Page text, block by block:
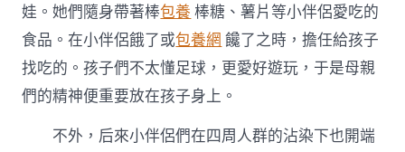
娃。她們隨身帶著棒包養 棒糖、薯片等小伴侶愛吃的
食品。在小伴侶餓了或包養網 饞了之時，擔任給孩子
找吃的。孩子們不太懂足球，更愛好遊玩，于是母親
們的精神便重要放在孩子身上。
不外，后來小伴侶們在四周人群的沾染下也開端